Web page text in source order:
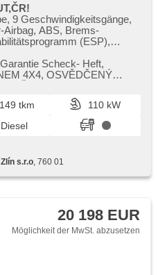
9 Geschwindigkeitsgänge,
Airbag, ABS, Brems-
(ESP),
(SLIF), Uhr Spur,
automatisch im Berg
adaptivní světlomety, LED
täglich Leuchten, LED
'EURO VI', Bordcomputer,
volba jízdního
Fahrkamera,
Lichtsensor,
free, Android Auto,
des Kofferraums, El.
El. Spiegel, samostmívací
mit Funkfernbedienung,
isofix, Lederpolsterung,
Scheck​- Heft,​
4X4,​ OSVĚDČENÝ
149 tkm
110 kW
Diesel
s.r.o , 760 01
20 198 EUR
Möglichkeit der MwSt. abzusetzen